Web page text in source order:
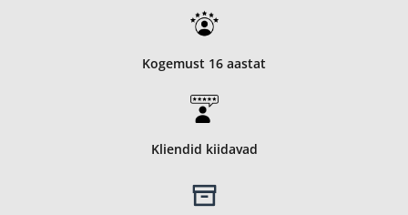
Kogemust 16 aastat
Kliendid kiidavad